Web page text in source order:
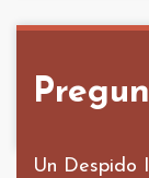
Un Despido